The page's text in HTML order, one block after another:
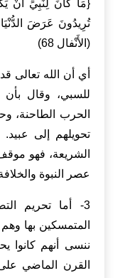
{مَا كَانَ لِنَبِيٍّ أَنْ
تُرِيدُونَ عَرَضَ الدُّنْيَا
(الأَنْفال 68)
أي أن الله تعالى
للسبي، وقال
الحرب الطاحنة،
تحويلهم إلى
الشريعة، فهو
عصر النبوة
3- أما تحريم
المتمسكين بها
ننسى أنهم كانوا
القرن الماضي